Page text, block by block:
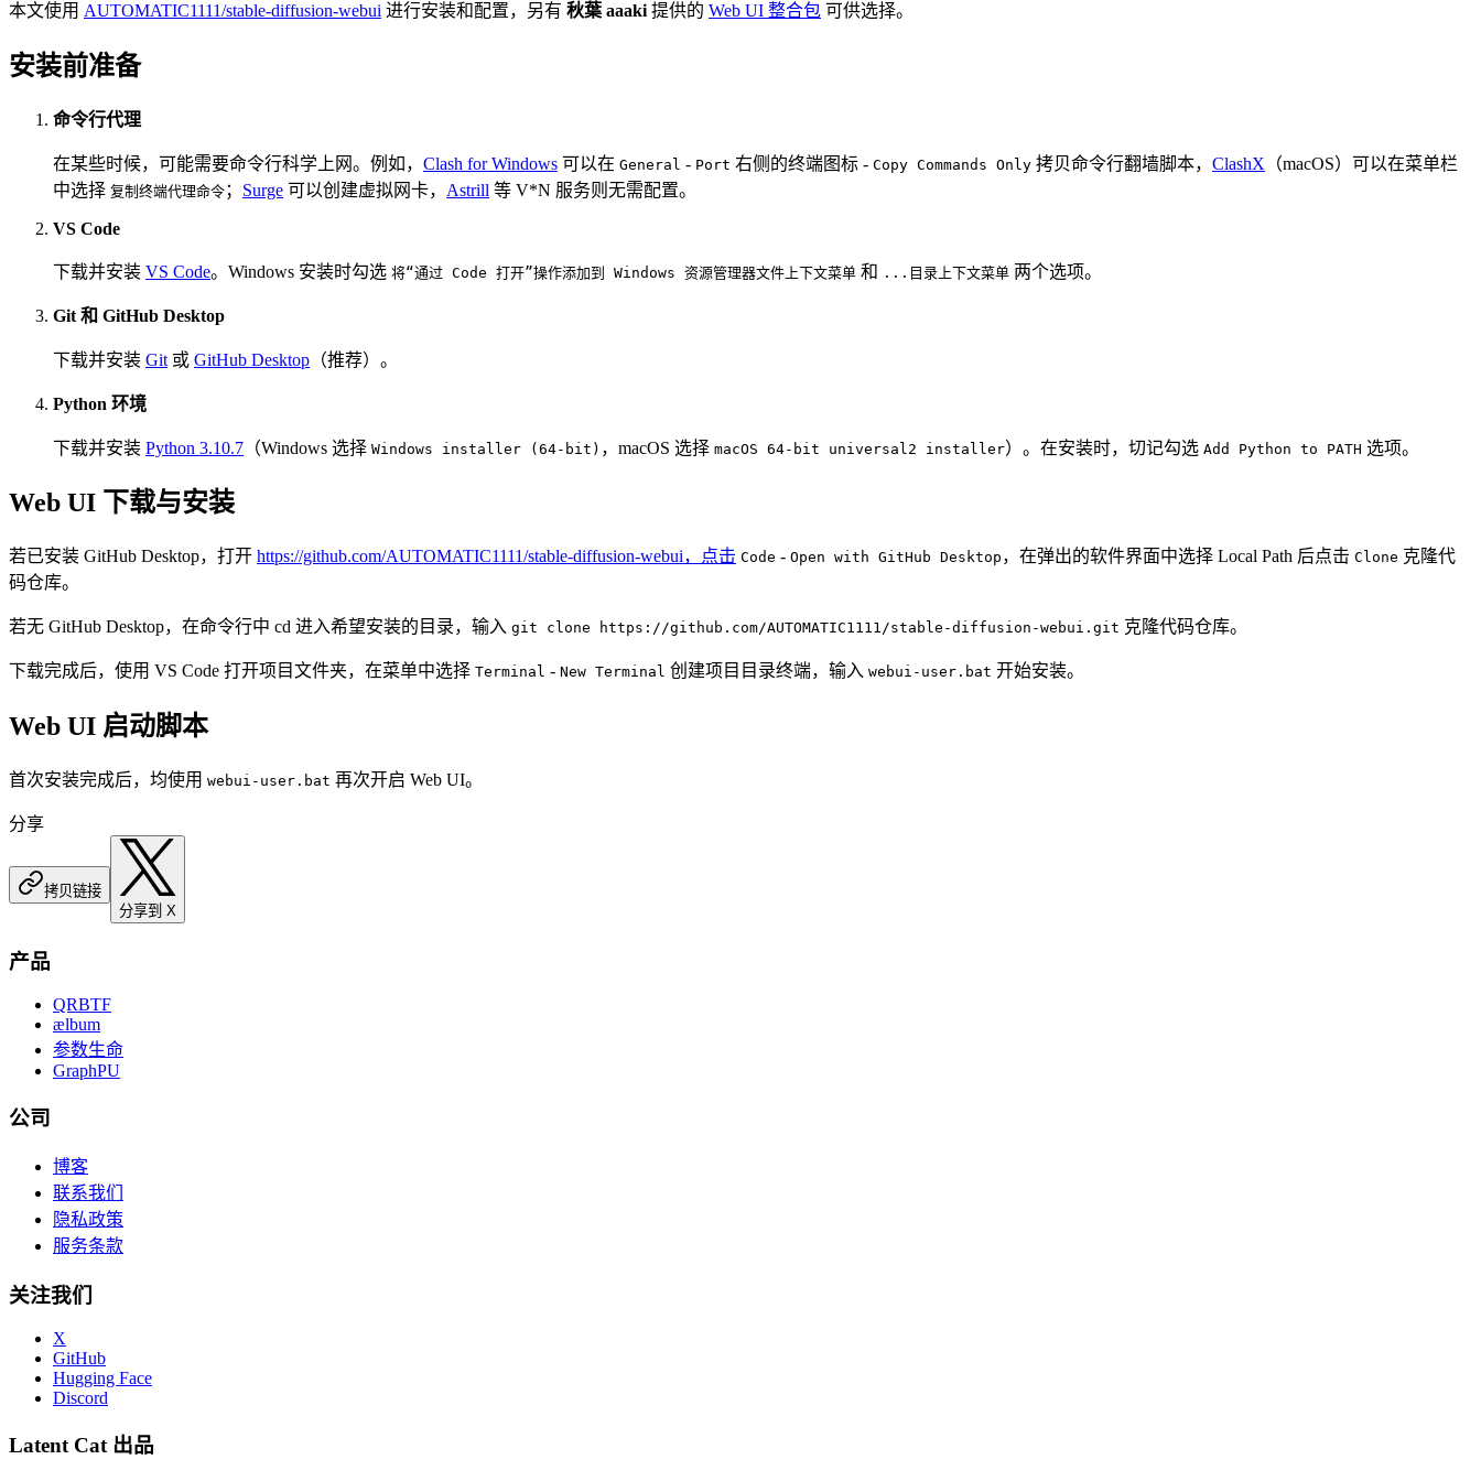
本文使用 AUTOMATIC1111/stable-diffusion-webui 进行安装和配置，另有 秋葉 aaaki 提供的 Web UI 整合包 可供选择。
安装前准备
命令行代理
在某些时候，可能需要命令行科学上网。例如， Clash for Windows 可以在 General - Port 右侧的终端图标 - Copy Commands Only 拷贝命令行翻墙脚本， ClashX （macOS）可以在菜单栏
中选择 复制终端代理命令 ； Surge 可以创建虚拟网卡， Astrill 等 V*N 服务则无需配置。
VS Code
下载并安装 VS Code。Windows 安装时勾选 将“通过 Code 打开”操作添加到 Windows 资源管理器文件上下文菜单 和 ...目录上下文菜单 两个选项。
Git 和 GitHub Desktop
下载并安装 Git 或 GitHub Desktop （推荐）。
Python 环境
下载并安装 Python 3.10.7 （Windows 选择 Windows installer (64-bit) ，macOS 选择 macOS 64-bit universal2 installer）。在安装时，切记勾选 Add Python to PATH 选项。
Web UI 下载与安装
若已安装 GitHub Desktop，打开 https://github.com/AUTOMATIC1111/stable-diffusion-webui，点击 Code - Open with GitHub Desktop ，在弹出的软件界面中选择 Local Path 后点击 Clone 克隆代
码仓库。
若无 GitHub Desktop，在命令行中 cd 进入希望安装的目录，输入 git clone https://github.com/AUTOMATIC1111/stable-diffusion-webui.git 克隆代码仓库。
下载完成后，使用 VS Code 打开项目文件夹，在菜单中选择 Terminal - New Terminal 创建项目目录终端，输入 webui-user.bat 开始安装。
Web UI 启动脚本
首次安装完成后，均使用 webui-user.bat 再次开启 Web UI。
分享
拷贝链接
分享到 X
产品
QRBTF
ælbum
参数生命
GraphPU
公司
博客
联系我们
隐私政策
服务条款
关注我们
X
GitHub
Hugging Face
Discord
Latent Cat 出品